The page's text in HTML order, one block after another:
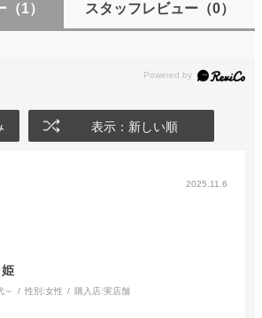
（1） スタッフレビュー（0）
表示：新しい順
2025.11.6
～ 性別:女性 購入店:実店舗